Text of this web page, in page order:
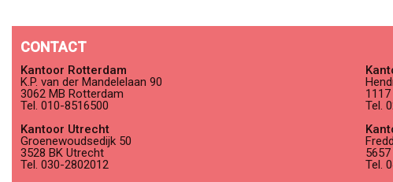
CONTACT
Kantoor Rotterdam
K.P. van der Mandelelaan 90
3062 MB Rotterdam
Tel. 010-8516500
Kantoor Utrecht
Groenewoudsedijk 50
3528 BK Utrecht
Tel. 030-2802012
Tel.
5657
Tel.